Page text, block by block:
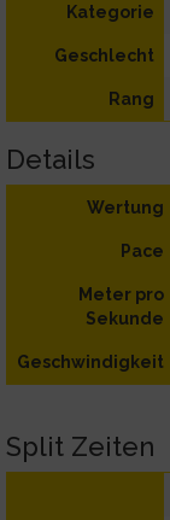
Kategorie
Geschlecht
Rang
Details
Wertung
Pace
Meter pro
Sekunde
Geschwindigkeit
Split Zeiten